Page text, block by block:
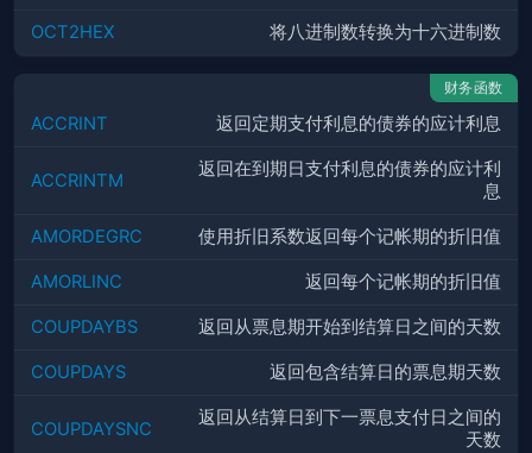
OCT2HEX 将八进制数转换为十六进制数
财务函数
ACCRINT 返回定期支付利息的债券的应计利息
ACCRINTM
返回在到期日支付利息的债券的应计利
息
AMORDEGRC 使用折旧系数返回每个记帐期的折旧值
AMORLINC 返回每个记帐期的折旧值
COUPDAYBS 返回从票息期开始到结算日之间的天数
COUPDAYS 返回包含结算日的票息期天数
COUPDAYSNC
返回从结算日到下一票息支付日之间的
天数